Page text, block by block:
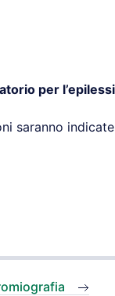
per
saranno